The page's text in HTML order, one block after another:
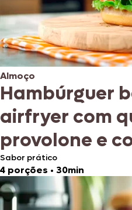
Almoço
Hambúrguer
airfryer com
provolone e
Sabor prático
4 porções • 30min